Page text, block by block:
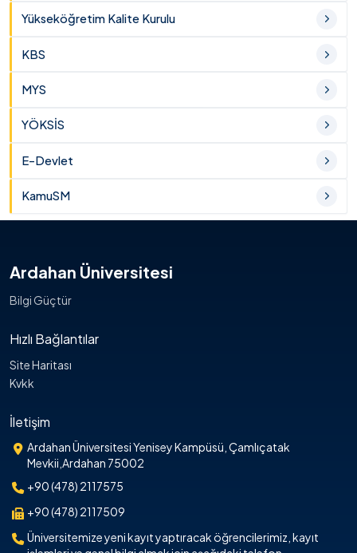
Yükseköğretim Kalite Kurulu
KBS
MYS
YÖKSİS
E-Devlet
KamuSM
Ardahan Üniversitesi
Bilgi Güçtür
Hızlı Bağlantılar
Site Haritası
Kvkk
İletişim
Ardahan Üniversitesi Yenisey Kampüsü, Çamlıçatak
Mevkii,Ardahan 75002
+90 (478) 2117575
+90 (478) 2117509
Üniversitemize yeni kayıt yaptıracak öğrencilerimiz, kayıt